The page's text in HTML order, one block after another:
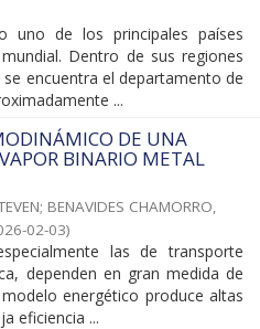
uno de los principales países
Dentro de sus regiones
encuentra el departamento de
...
DE UNA
BINARIO METAL
; BENAVIDES CHAMORRO,
02-03)
las de transporte
dependen en gran medida de
energético produce altas
eficiencia ...